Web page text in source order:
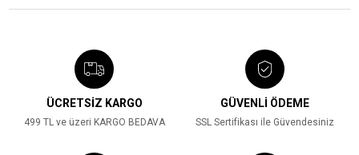
ÜCRETSİZ KARGO
499 TL ve üzeri KARGO BEDAVA
GÜVENLİ ÖDEME
SSL Sertifikası ile Güvendesiniz